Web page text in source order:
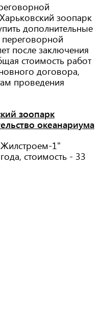
зоопарк
дополнительные
после заключения
стоимость работ
договора,
проведения
зоопарк
океанариума
1"
стоимость - 33